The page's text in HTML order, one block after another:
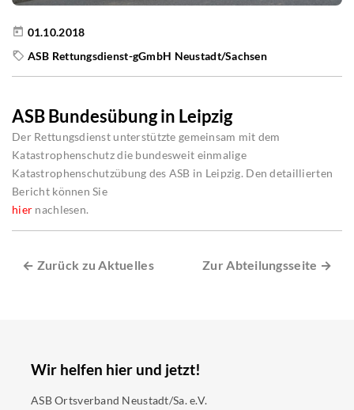
01.10.2018
ASB Rettungsdienst-gGmbH Neustadt/Sachsen
ASB Bundesübung in Leipzig
Der Rettungsdienst unterstützte gemeinsam mit dem
Katastrophenschutz die bundesweit einmalige
Katastrophenschutzübung des ASB in Leipzig. Den detaillierten
Bericht können Sie
hier nachlesen.
← Zurück zu Aktuelles Zur Abteilungsseite →
Wir helfen hier und jetzt!
ASB Ortsverband Neustadt/Sa. e.V.